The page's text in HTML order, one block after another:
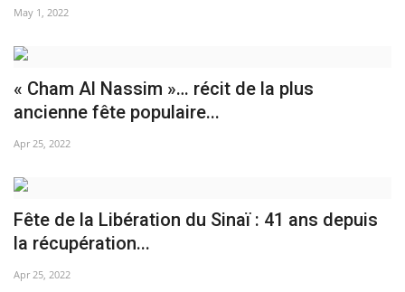
French
May 1, 2022
« Cham Al Nassim »… récit de la plus
ancienne fête populaire...
Apr 25, 2022
Fête de la Libération du Sinaï : 41 ans depuis
la récupération...
Apr 25, 2022